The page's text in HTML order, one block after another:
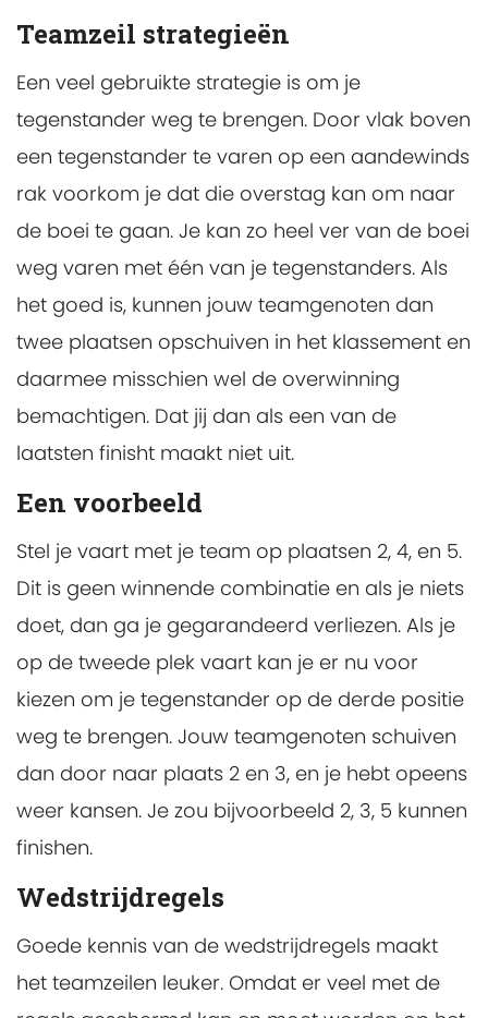
Teamzeil strategieën
Een veel gebruikte strategie is om je
tegenstander weg te brengen. Door vlak boven
een tegenstander te varen op een aandewinds
rak voorkom je dat die overstag kan om naar
de boei te gaan. Je kan zo heel ver van de boei
weg varen met één van je tegenstanders. Als
het goed is, kunnen jouw teamgenoten dan
twee plaatsen opschuiven in het klassement en
daarmee misschien wel de overwinning
bemachtigen. Dat jij dan als een van de
laatsten finisht maakt niet uit.
Een voorbeeld
Stel je vaart met je team op plaatsen 2, 4, en 5.
Dit is geen winnende combinatie en als je niets
doet, dan ga je gegarandeerd verliezen. Als je
op de tweede plek vaart kan je er nu voor
kiezen om je tegenstander op de derde positie
weg te brengen. Jouw teamgenoten schuiven
dan door naar plaats 2 en 3, en je hebt opeens
weer kansen. Je zou bijvoorbeeld 2, 3, 5 kunnen
finishen.
Wedstrijdregels
Goede kennis van de wedstrijdregels maakt
het teamzeilen leuker. Omdat er veel met de